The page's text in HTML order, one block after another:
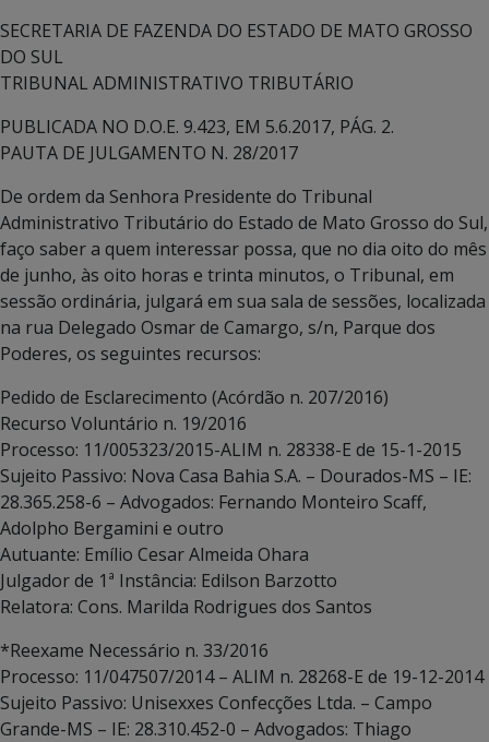
SECRETARIA DE FAZENDA DO ESTADO DE MATO GROSSO
DO SUL
TRIBUNAL ADMINISTRATIVO TRIBUTÁRIO
PUBLICADA NO D.O.E. 9.423, EM 5.6.2017, PÁG. 2.
PAUTA DE JULGAMENTO N. 28/2017
De ordem da Senhora Presidente do Tribunal
Administrativo Tributário do Estado de Mato Grosso do Sul,
faço saber a quem interessar possa, que no dia oito do mês
de junho, às oito horas e trinta minutos, o Tribunal, em
sessão ordinária, julgará em sua sala de sessões, localizada
na rua Delegado Osmar de Camargo, s/n, Parque dos
Poderes, os seguintes recursos:
Pedido de Esclarecimento (Acórdão n. 207/2016)
Recurso Voluntário n. 19/2016
Processo: 11/005323/2015-ALIM n. 28338-E de 15-1-2015
Sujeito Passivo: Nova Casa Bahia S.A. – Dourados-MS – IE:
28.365.258-6 – Advogados: Fernando Monteiro Scaff,
Adolpho Bergamini e outro
Autuante: Emílio Cesar Almeida Ohara
Julgador de 1ª Instância: Edilson Barzotto
Relatora: Cons. Marilda Rodrigues dos Santos
*Reexame Necessário n. 33/2016
Processo: 11/047507/2014 – ALIM n. 28268-E de 19-12-2014
Sujeito Passivo: Unisexxes Confecções Ltda. – Campo
Grande-MS – IE: 28.310.452-0 – Advogados: Thiago